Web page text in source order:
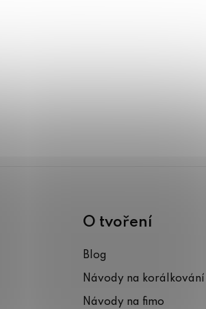
O tvoření
Blog
Návody na korálkování
Návody na fimo